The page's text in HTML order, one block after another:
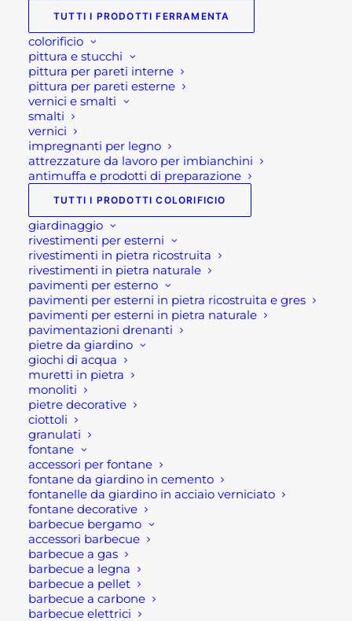
TUTTI I PRODOTTI FERRAMENTA
colorificio
pittura e stucchi
pittura per pareti interne
pittura per pareti esterne
vernici e smalti
smalti
vernici
impregnanti per legno
attrezzature da lavoro per imbianchini
antimuffa e prodotti di preparazione
TUTTI I PRODOTTI COLORIFICIO
giardinaggio
rivestimenti per esterni
rivestimenti in pietra ricostruita
rivestimenti in pietra naturale
pavimenti per esterno
pavimenti per esterni in pietra ricostruita e gres
pavimenti per esterni in pietra naturale
pavimentazioni drenanti
pietre da giardino
giochi di acqua
muretti in pietra
monoliti
pietre decorative
ciottoli
granulati
fontane
accessori per fontane
fontane da giardino in cemento
fontanelle da giardino in acciaio verniciato
fontane decorative
barbecue bergamo
accessori barbecue
barbecue a gas
barbecue a legna
barbecue a pellet
barbecue a carbone
barbecue elettrici
CEMENTO OSMOTICO METRIC OSMOTIC KERAKOLL
34,00€